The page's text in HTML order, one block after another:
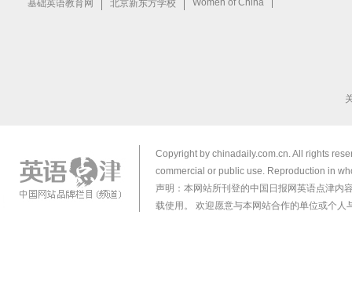
Copyright by chinadaily.com.cn. All rights
commercial or public use. Reproduction in
声明：本网站所刊登的中国日报网英语点津内
载使用。 欢迎愿意与本网站合作的单位或个人